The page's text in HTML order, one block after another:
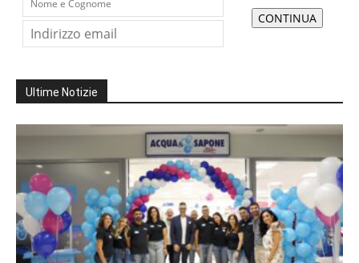
Ultime Notizie